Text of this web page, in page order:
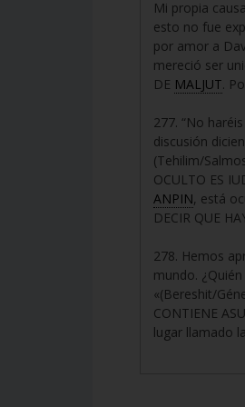
Mi propia
esto no fue
por amor a
mereció ser
DE MALJUT.
277. “No
discusión
(Tehilim/
OCULTO ES
ANPIN, está
DECIR QUE
278. Hemos
mundo.
«(Bereshit/
CONTIENE
lugar llamado